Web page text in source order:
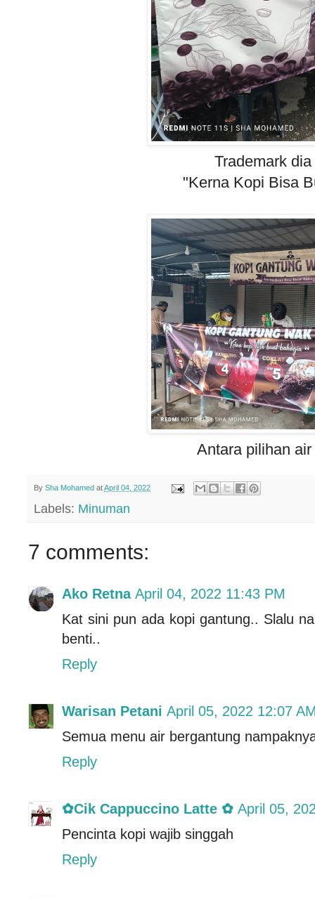
Trademark
"Kerna Kopi Bisa
Antara pilihan
By Sha Mohamed atApril 04, 2022
Labels: Minuman
7 comments:
Ako Retna April 04, 2022 11:43 PM
Kat sini pun ada kopi gantung.. Slalu
benti..
Reply
Warisan Petani April 05, 2022 12:07
Semua menu air bergantung
Reply
✿Cik Cappuccino Latte ✿ April 05,
Pencinta kopi wajib singgah
Reply